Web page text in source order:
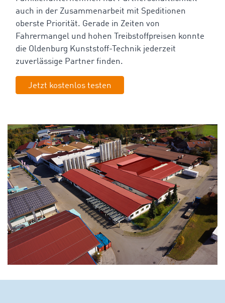
auch in der Zusammenarbeit mit Speditionen
oberste Priorität. Gerade in Zeiten von
Fahrermangel und hohen Treibstoffpreisen konnte
die Oldenburg Kunststoff-Technik jederzeit
zuverlässige Partner finden.
Jetzt kostenlos testen